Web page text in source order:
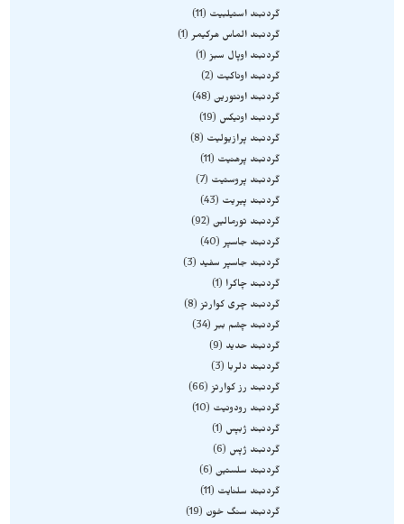
گردنبند استیلبیت
11
گردنبند الماس هرکیمر 1
گردنبند اوپال سبز 1
گردنبند اوناکیت
2
گردنبند اونتورین 48
گردنبند اونیکس
19
گردنبند پرازیولیت
8
گردنبند پرهنیت
11
گردنبند پروستیت
7
گردنبند پیریت
43
گردنبند تورمالین 92
گردنبند جاسپر 40
گردنبند جاسپر سفید
3
گردنبند چاکرا
1
گردنبند چری کوارتز 8
گردنبند چشم ببر 34
گردنبند حدید
9
گردنبند دلربا
3
گردنبند رز کوارتز 66
گردنبند رودونیت
10
گردنبند ژبپس
1
گردنبند ژپس
6
گردنبند سلستین 6
گردنبند سلنایت
11
گردنبند سنگ خون
19